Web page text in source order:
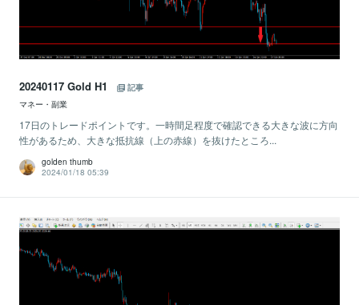
20240117 Gold H1
記事
マネー・副業
17日のトレードポイントです。一時間足程度で確認できる大きな波に方向
性があるため、大きな抵抗線（上の赤線）を抜けたところ...
golden thumb
2024/01/18 05:39